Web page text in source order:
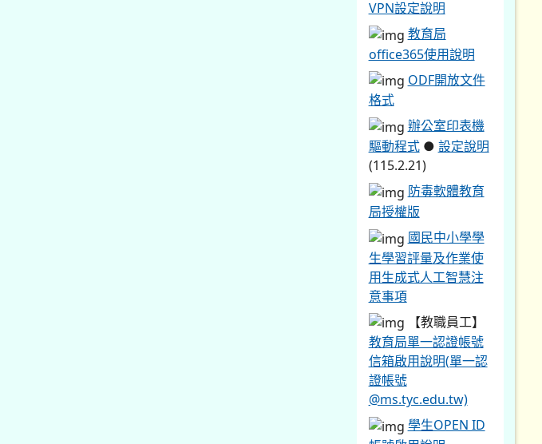
VPN設定說明
教育局
office365使用說明
ODF開放文件
格式
辦公室印表機
驅動程式● 設定說明
(115.2.21)
防毒軟體教育
局授權版
國民中小學學
生學習評量及作業使
用生成式人工智慧注
意事項
【教職員工】
教育局單一認證帳號
信箱啟用說明(單一認
證帳號
@ms.tyc.edu.tw)
學生OPEN ID